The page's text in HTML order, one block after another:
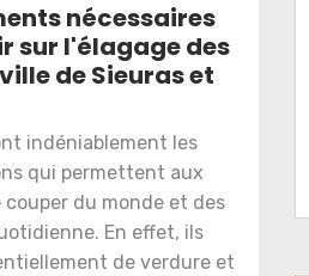
nécessaires
sur l'élagage des
de Sieuras et
indéniablement les
qui permettent aux
du monde et des
En effet, ils
de verdure et